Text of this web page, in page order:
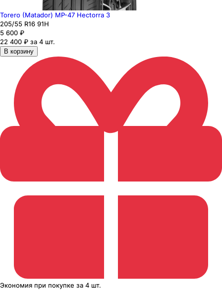
Torero (Matador) MP-47 Hectorra 3
205/55 R16 91H
5 600 ₽
22 400 ₽ за 4 шт.
В корзину
Экономия при покупке за 4 шт.